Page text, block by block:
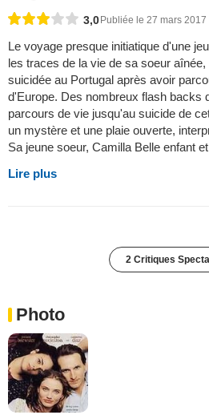
3,0Publiée le 27 mars 2017
Le voyage presque initiatique d'une
les traces de la vie de sa soeur
suicidée au Portugal après avoir
d'Europe. Des nombreux flash backs
parcours de vie jusqu'au suicide de
un mystère et une plaie ouverte,
Sa jeune soeur, Camilla Belle enfant
Lire plus
2 Critiques
Photo